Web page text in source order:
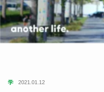
学 2021.01.12